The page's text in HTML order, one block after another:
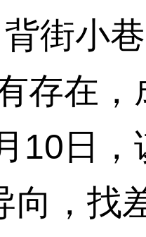
街小
存在
10日，
向，找